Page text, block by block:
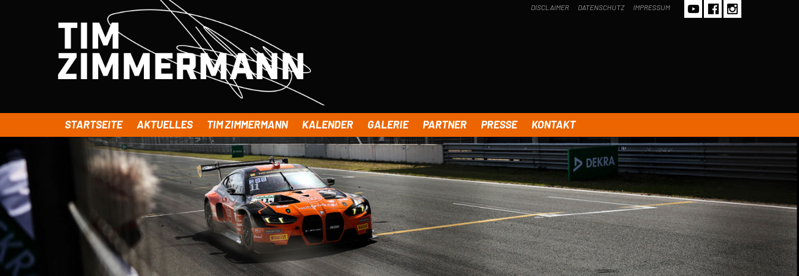
DISCLAIMER DATENSCHUTZ IMPRESSUM
STARTSEITE AKTUELLES TIM ZIMMERMANN KALENDER GALERIE PARTNER PRESSE KONTAKT